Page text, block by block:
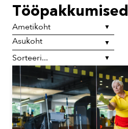
Tööpakkumised